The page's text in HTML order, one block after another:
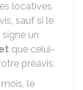
locatives
sauf si le
un
que celui-
préavis.
le